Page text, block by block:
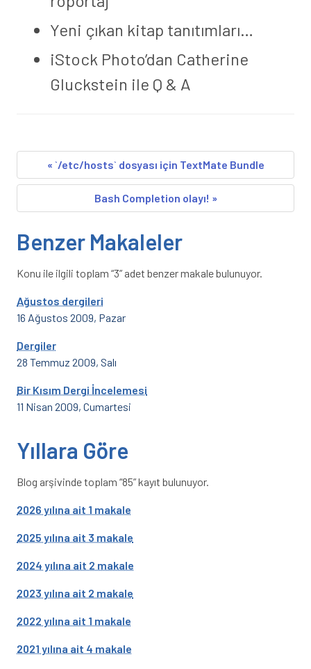
Yeni çıkan kitap tanıtımları…
iStock Photo’dan Catherine
Gluckstein ile Q & A
« `/etc/hosts` dosyası için TextMate Bundle
Bash Completion olayı! »
Benzer Makaleler
Konu ile ilgili toplam “3” adet benzer makale bulunuyor.
Ağustos dergileri
16 Ağustos 2009, Pazar
Dergiler
28 Temmuz 2009, Salı
Bir Kısım Dergi İncelemesi
11 Nisan 2009, Cumartesi
Yıllara Göre
Blog arşivinde toplam “85” kayıt bulunuyor.
2026 yılına ait 1 makale
2025 yılına ait 3 makale
2024 yılına ait 2 makale
2023 yılına ait 2 makale
2022 yılına ait 1 makale
2021 yılına ait 4 makale